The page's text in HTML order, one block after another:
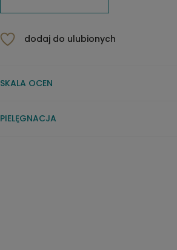
dodaj do ulubionych
SKALA OCEN
PIELĘGNACJA